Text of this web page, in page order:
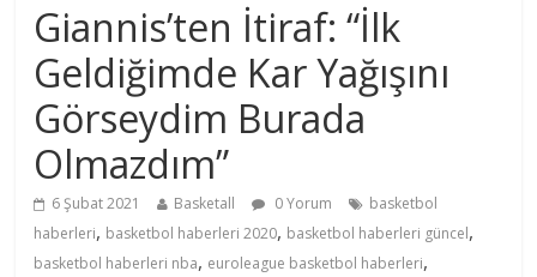
Giannis’ten İtiraf: “İlk
Geldiğimde Kar Yağışını
Görseydim Burada
Olmazdım”
6 Şubat 2021 Basketall 0 Yorum
basketbol
haberleri, basketbol haberleri 2020, basketbol haberleri güncel,
basketbol haberleri nba, euroleague basketbol haberleri,